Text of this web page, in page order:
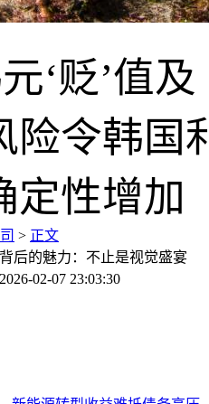
> 正文
后的魅力：不止是视觉盛宴
2026-02-07 23:03:30